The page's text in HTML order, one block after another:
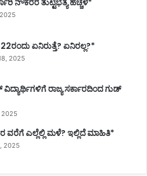
ನೌಕರರ ತುಟ್ಟಿಭತ್ಯೆ ಹೆಚ್ಚಳ*
ಏನಿರುತ್ತೆ? ಏನಿರಲ್ಲ?*
2025
ರಾಜ್ಯ ಸರ್ಕಾರದಿಂದ ಗುಡ್
2025
ವರೆಗೆ ಎಲ್ಲೆಲ್ಲಿ ಮಳೆ? ಇಲ್ಲಿದೆ ಮಾಹಿತಿ*
2025